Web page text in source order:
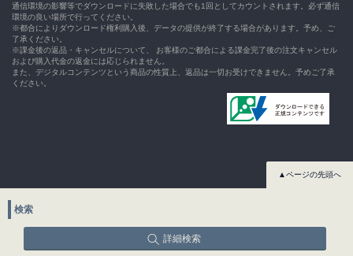
通信環境の影響等でダウンロードに失敗した場合でも1回としてカウントされます。必ず通信
環境の良い場所で行ってください。
※都合によりダウンロード権利購入後、データの提供が終了する場合があります。予め、ご
了承ください。
※課金後の返品・キャンセルについて、 お客様のご都合による課金完了後の注文キャンセル
および購入代金の返金には応じられません。
また、デジタルコンテンツという商品の性質上、返品は一切お受けできません。予めご了承
ください。
▲ページの先頭へ
検索
詳細検索